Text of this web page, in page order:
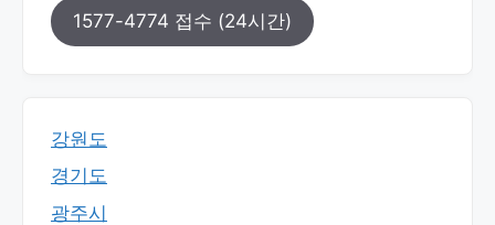
1577-4774 접수 (24시간)
강원도
경기도
광주시